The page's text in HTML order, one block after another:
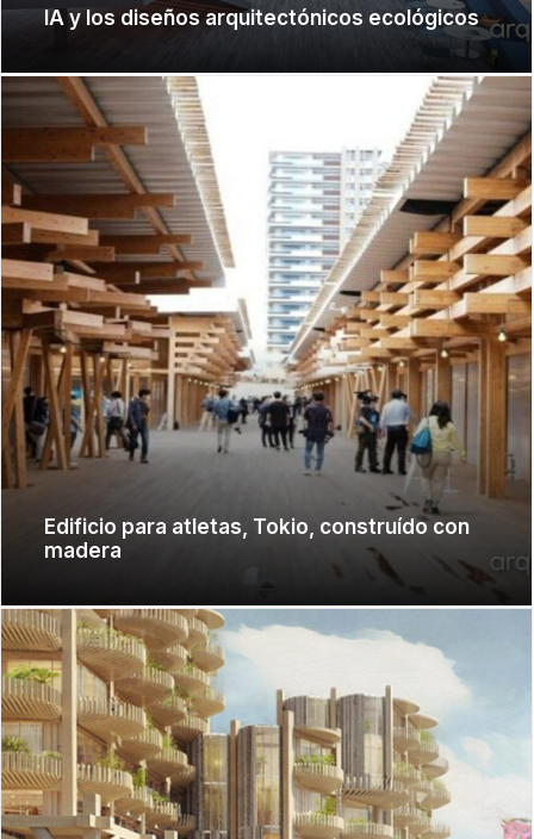
IA y los diseños arquitectónicos ecológicos
Edificio para atletas, Tokio, construído con
madera